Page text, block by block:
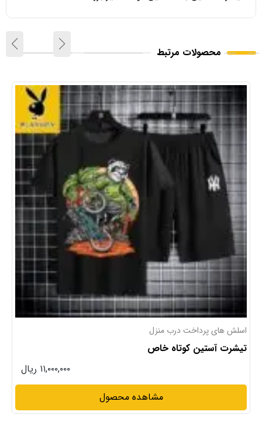
محصولات مرتبط
تیشرت آستین بلند
تیشرت آستین بلند بهاره
۱۳,۹۹۰,۰۰۰ ریال
مشاهده محصول